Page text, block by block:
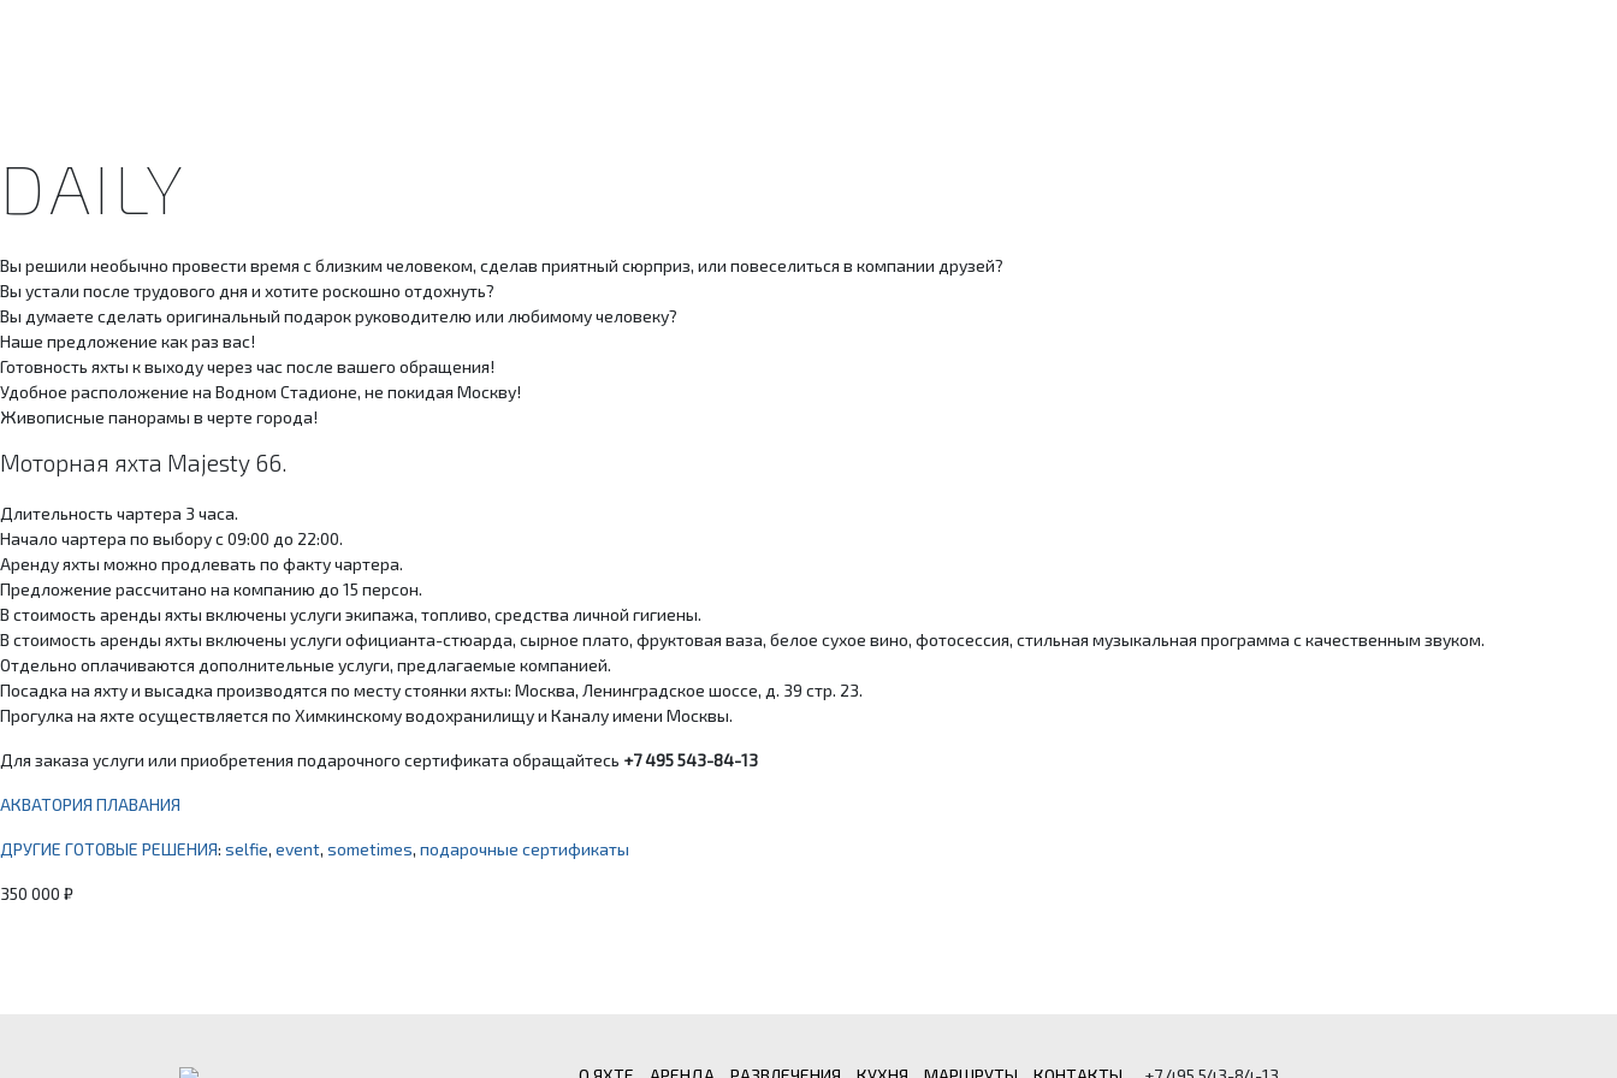
DAILY
Вы решили необычно провести время с близким человеком, сделав приятный сюрприз, или повеселиться в компании друзей?
Вы устали после трудового дня и хотите роскошно отдохнуть?
Вы думаете сделать оригинальный подарок руководителю или любимому человеку?
Наше предложение как раз вас!
Готовность яхты к выходу через час после вашего обращения!
Удобное расположение на Водном Стадионе, не покидая Москву!
Живописные панорамы в черте города!
Моторная яхта Majesty 66.
Длительность чартера 3 часа.
Начало чартера по выбору с 09:00 до 22:00.
Аренду яхты можно продлевать по факту чартера.
Предложение рассчитано на компанию до 15 персон.
В стоимость аренды яхты включены услуги экипажа, топливо, средства личной гигиены.
В стоимость аренды яхты включены услуги официанта-стюарда, сырное плато, фруктовая ваза, белое сухое вино, фотосессия, стильная музыкальная программа с качественным звуком.
Отдельно оплачиваются дополнительные услуги, предлагаемые компанией.
Посадка на яхту и высадка производятся по месту стоянки яхты: Москва, Ленинградское шоссе, д. 39 стр. 23.
Прогулка на яхте осуществляется по Химкинскому водохранилищу и Каналу имени Москвы.
Для заказа услуги или приобретения подарочного сертификата обращайтесь +7 495 543-84-13
АКВАТОРИЯ ПЛАВАНИЯ
ДРУГИЕ ГОТОВЫЕ РЕШЕНИЯ: selfie, event, sometimes, подарочные сертификаты
350 000 ₽